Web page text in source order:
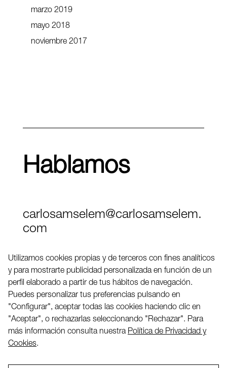
marzo 2019
mayo 2018
noviembre 2017
Hablamos
carlosamselem@carlosamselem.
com
Twitter
LinkedIN
2026 ©
Utilizamos cookies propias y de terceros con fines analíticos
y para mostrarte publicidad personalizada en función de un
perfil elaborado a partir de tus hábitos de navegación.
Puedes personalizar tus preferencias pulsando en
"Configurar", aceptar todas las cookies haciendo clic en
"Aceptar", o rechazarlas seleccionando "Rechazar". Para
más información consulta nuestra Política de Privacidad y
Cookies.